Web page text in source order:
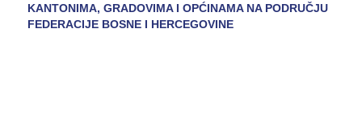
KANTONIMA, GRADOVIMA I OPĆINAMA NA PODRUČJU
FEDERACIJE BOSNE I HERCEGOVINE